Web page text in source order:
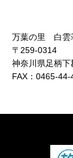
万葉の里 白雲
〒259-0314
神奈川県足柄下
FAX： 0465-44-